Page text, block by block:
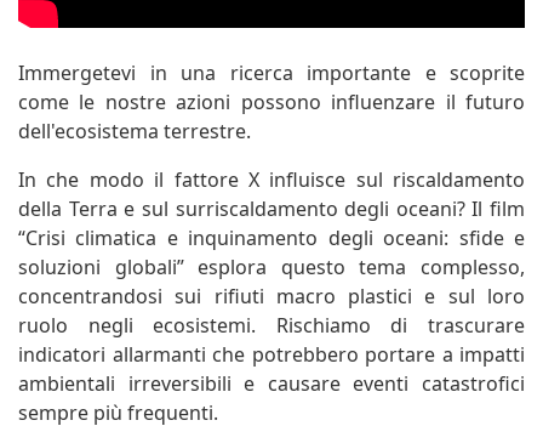
Immergetevi in una ricerca importante e scoprite
come le nostre azioni possono influenzare il futuro
dell'ecosistema terrestre.
In che modo il fattore X influisce sul riscaldamento
della Terra e sul surriscaldamento degli oceani? Il film
“Crisi climatica e inquinamento degli oceani: sfide e
soluzioni globali” esplora questo tema complesso,
concentrandosi sui rifiuti macro plastici e sul loro
ruolo negli ecosistemi. Rischiamo di trascurare
indicatori allarmanti che potrebbero portare a impatti
ambientali irreversibili e causare eventi catastrofici
sempre più frequenti.